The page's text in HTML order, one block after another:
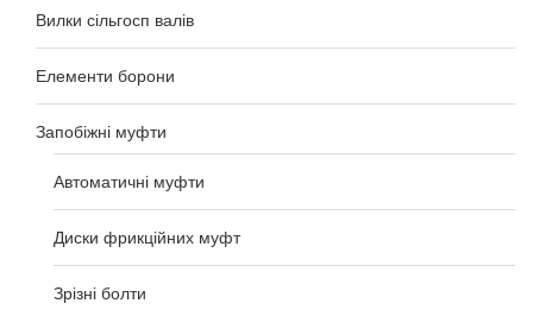
Вилки сільгосп валів
Елементи борони
Запобіжні муфти
Автоматичні муфти
Диски фрикційних муфт
Зрізні болти